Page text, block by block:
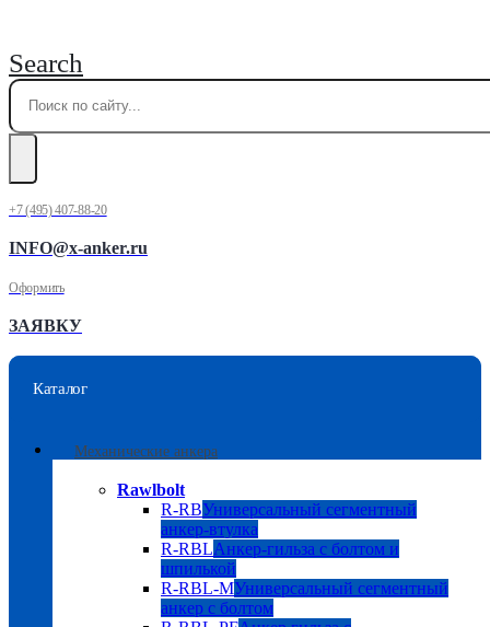
Search
+7 (495) 407-88-20
INFO@x-anker.ru
Оформить
ЗАЯВКУ
Каталог
Механические анкера
Rawlbolt
R-RBУниверсальный сегментный
анкер-втулка
R-RBLАнкер-гильза с болтом и
шпилькой
R-RBL-MУниверсальный сегментный
анкер с болтом